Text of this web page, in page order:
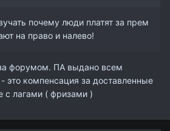
почему люди платят за прем
на право и налево!
форумом. ПА выдано всем
это компенсация за доставленные
с лагами ( фризами )